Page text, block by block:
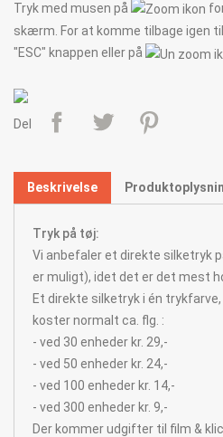
Tryk med musen på
skærm. For at komme tilbage igen
"ESC" knappen eller på
Del
Beskrivelse
Tryk på tøj:
Vi anbefaler et direkte silketryk
er muligt), idet det er det mest
Et direkte silketryk i én
koster normalt ca. flg. :
- ved 30 enheder kr. 29,-
- ved 50 enheder kr. 24,-
- ved 100 enheder kr. 14,-
- ved 300 enheder kr. 9,-
Der kommer udgifter til film &